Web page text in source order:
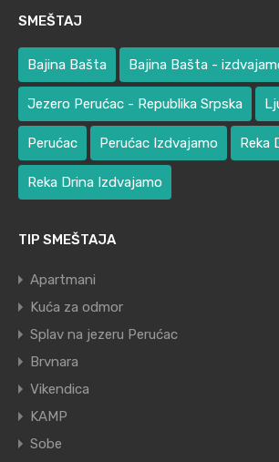
SMEŠTAJ
Bajina Bašta Bajina Bašta -
Jezero Perućac - Republika Srpska
Perućac Perućac Izdvajamo Reka
Reka Drina Izdvajamo
TIP SMEŠTAJA
Apartmani
Kuća za odmor
Splav na jezeru Perućac
Brvnara
Vikendica
KAMP
Sobe